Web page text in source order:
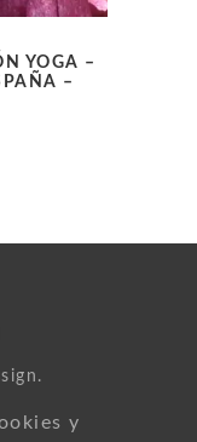
YOGA –
–
y